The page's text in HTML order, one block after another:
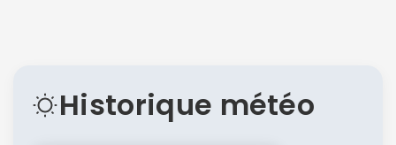
Historique météo